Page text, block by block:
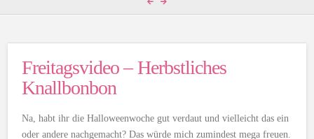
Freitagsvideo – Herbstliches
Knallbonbon
Na, habt ihr die Halloweenwoche gut verdaut und vielleicht das ein
oder andere nachgemacht? Das würde mich zumindest mega freuen.